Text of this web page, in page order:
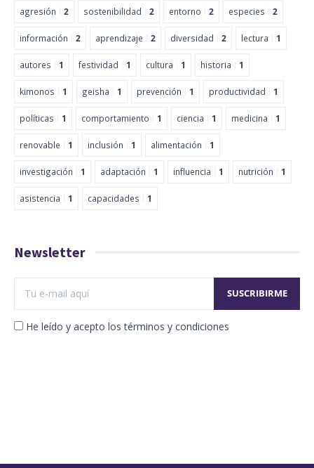
agresión 2 sostenibilidad 2 entorno 2 especies 2
información 2 aprendizaje 2 diversidad 2 lectura 1
autores 1 festividad 1 cultura 1 historia 1
kimonos 1 geisha 1 prevención 1 productividad 1
políticas 1 comportamiento 1 ciencia 1 medicina 1
renovable 1 inclusión 1 alimentación 1
investigación 1 adaptación 1 influencia 1 nutrición 1
asistencia 1 capacidades 1
Newsletter
He leído y acepto los términos y condiciones